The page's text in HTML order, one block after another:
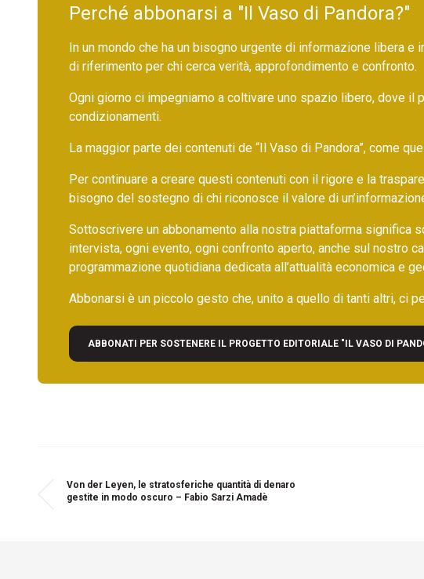
Perché abbonarsi a "Il Vaso di Pandora?"
In un mondo che ha un bisogno urgente di informazione libera e
di riferimento per chi cerca verità, approfondimento e confronto.
Ogni giorno ci impegniamo a coltivare uno spazio libero, dove
condizionamenti.
La maggior parte dei contenuti de “Il Vaso di Pandora”, come
Per continuare a creare questi contenuti con il rigore e la
bisogno del sostegno di chi riconosce il valore di
Sottoscrivere un abbonamento alla nostra piattaforma significa
intervista, ogni evento, ogni confronto aperto, anche sul nostro
programmazione quotidiana dedicata all’attualità economica e
Abbonarsi è un piccolo gesto che, unito a quello di tanti altri, ci
ABBONATI PER SOSTENERE IL PROGETTO EDITORIALE "IL VASO DI
Von der Leyen, le stratosferiche quantità di denaro
gestite in modo oscuro – Fabio Sarzi Amadè